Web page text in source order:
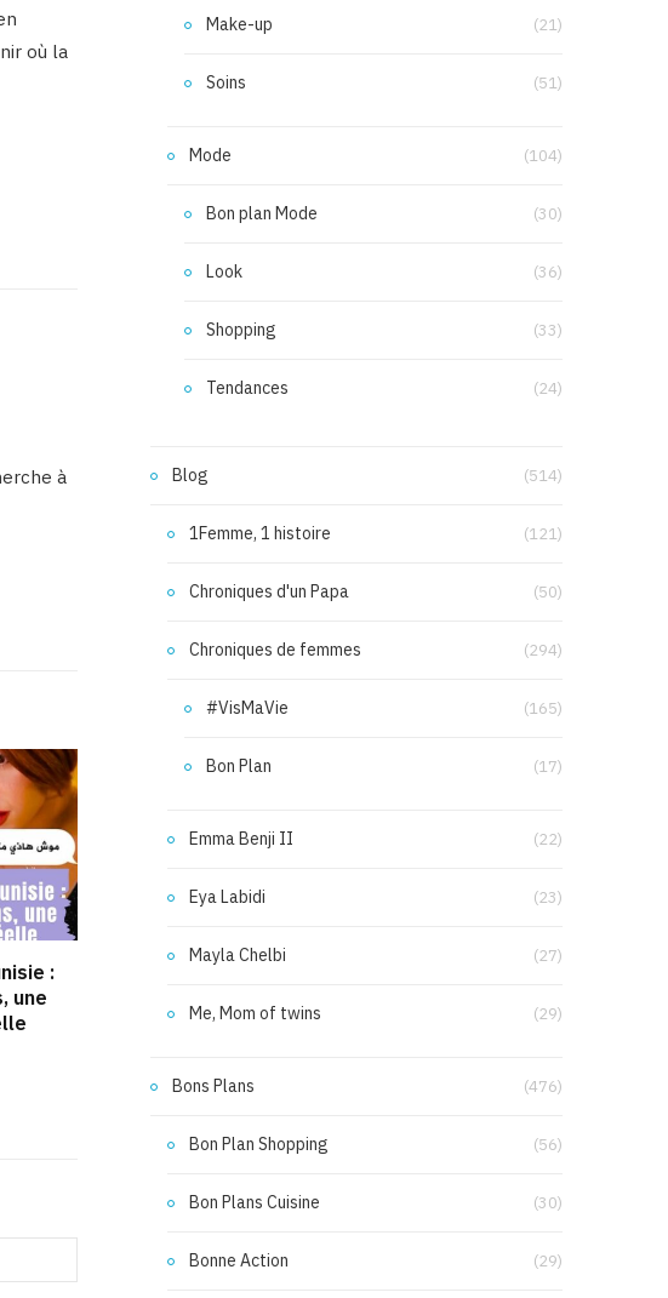
où la
à
:
une
Make-up (21)
Soins (51)
Mode (104)
Bon plan Mode (30)
Look (36)
Shopping (33)
Tendances (24)
Blog (514)
1Femme, 1 histoire (121)
Chroniques d'un Papa (50)
Chroniques de femmes (294)
#VisMaVie (165)
Bon Plan (17)
Emma Benji II (22)
Eya Labidi (23)
Mayla Chelbi (27)
Me, Mom of twins (29)
Bons Plans (476)
Bon Plan Shopping (56)
Bon Plans Cuisine (30)
Bonne Action (29)